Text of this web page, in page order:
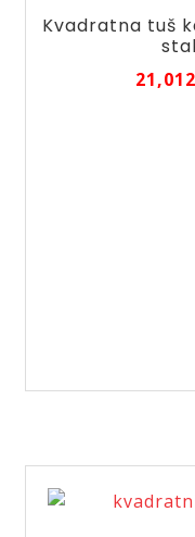
Kvadratna tuš